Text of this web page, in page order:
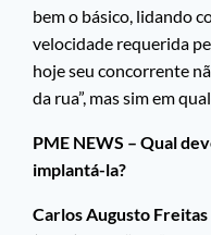
bem o básico, lidando
velocidade requerida
hoje seu concorrente
da rua”, mas sim em
PME NEWS – Qual
implantá-la?
Carlos Augusto Freitas